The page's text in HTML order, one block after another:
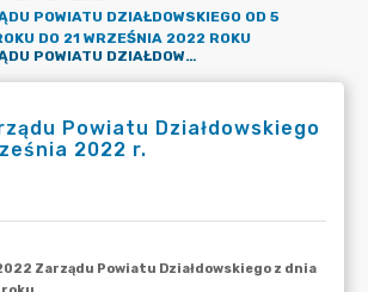
POWIATU DZIAŁDOWSKIEGO OD 5
DO 21 WRZEŚNIA 2022 ROKU
UCHWAŁY ZARZĄDU POWIATU DZIAŁDOWSKIEGO Z DNIA 21 WRZEŚNIA 2022 R.
Powiatu Działdowskiego
2022 r.